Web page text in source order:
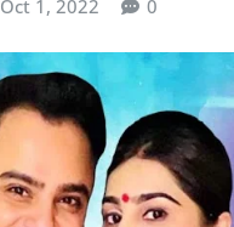
Oct 1, 2022 0